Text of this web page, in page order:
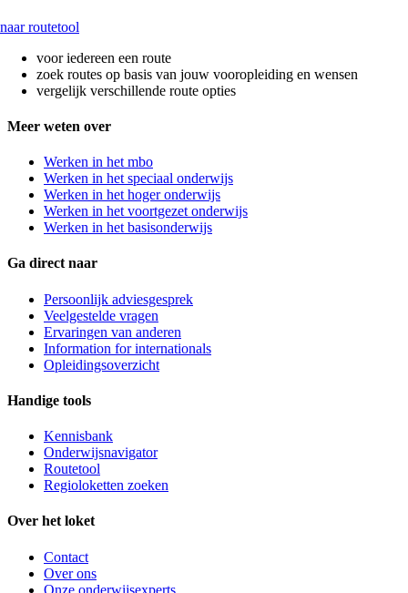
naar routetool
voor iedereen een route
zoek routes op basis van jouw vooropleiding en wensen
vergelijk verschillende route opties
Meer weten over
Werken in het mbo
Werken in het speciaal onderwijs
Werken in het hoger onderwijs
Werken in het voortgezet onderwijs
Werken in het basisonderwijs
Ga direct naar
Persoonlijk adviesgesprek
Veelgestelde vragen
Ervaringen van anderen
Information for internationals
Opleidingsoverzicht
Handige tools
Kennisbank
Onderwijsnavigator
Routetool
Regioloketten zoeken
Over het loket
Contact
Over ons
Onze onderwijsexperts